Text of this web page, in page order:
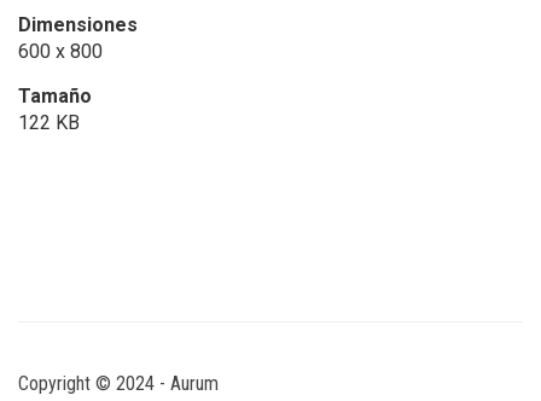
Dimensiones
600 x 800
Tamaño
122 KB
Copyright © 2024 - Aurum